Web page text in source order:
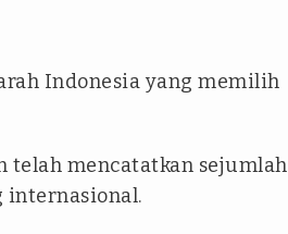
Indonesia yang memilih
mencatatkan sejumlah
internasional.